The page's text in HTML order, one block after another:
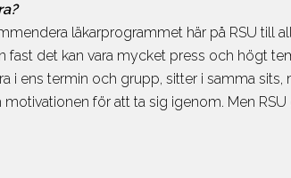
Medicin webinars
PreMed kurs online för
antagningsprov
Studerandeförsäkring
läkarprogrammet här på RSU till
fast det kan vara mycket press och högt
i ens termin och grupp, sitter i samma
för att ta sig igenom. Men